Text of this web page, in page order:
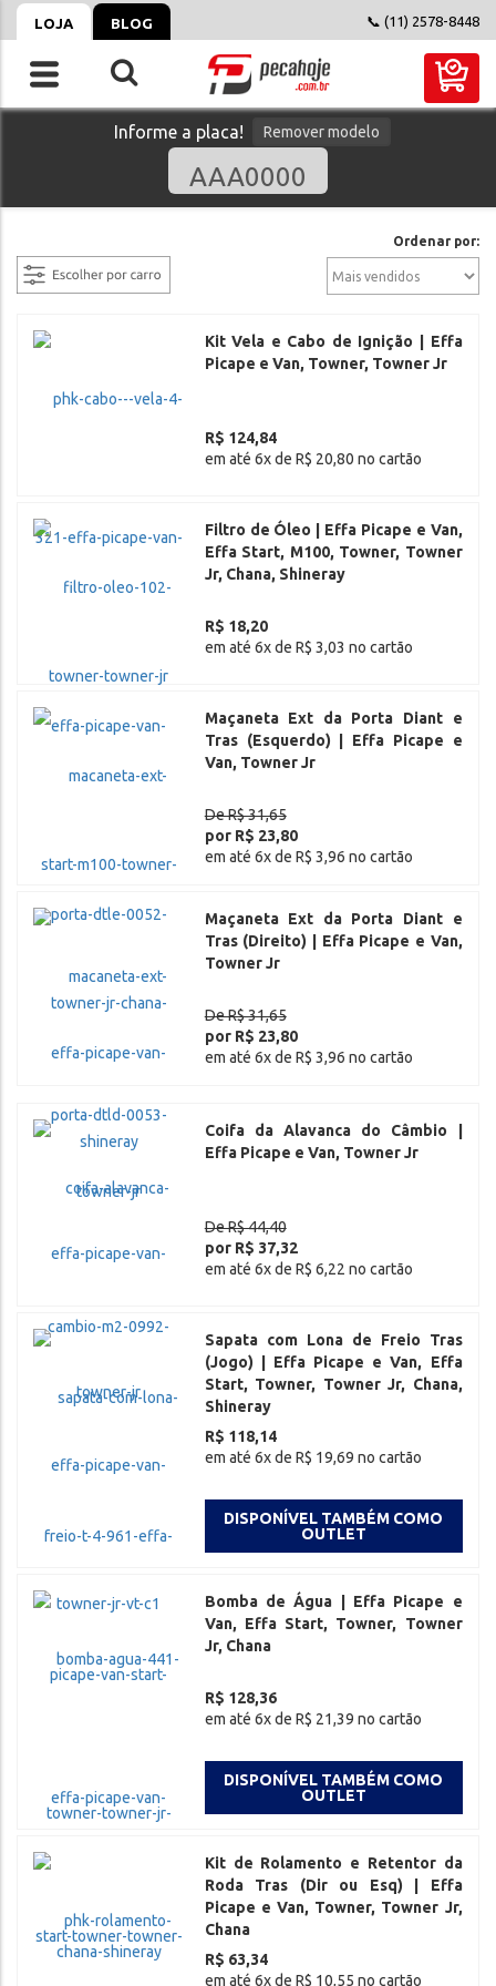
LOJA BLOG 📞 (11) 2578-8448
Informe a placa! Remover modelo
Ordenar por:
Kit Vela e Cabo de Ignição | Effa
Picape e Van, Towner, Towner Jr
R$ 124,84
em até 6x de R$ 20,80 no cartão
Filtro de Óleo | Effa Picape e Van,
Effa Start, M100, Towner, Towner
Jr, Chana, Shineray
R$ 18,20
em até 6x de R$ 3,03 no cartão
Maçaneta Ext da Porta Diant e
Tras (Esquerdo) | Effa Picape e
Van, Towner Jr
De R$ 31,65
por R$ 23,80
em até 6x de R$ 3,96 no cartão
Maçaneta Ext da Porta Diant e
Tras (Direito) | Effa Picape e Van,
Towner Jr
De R$ 31,65
por R$ 23,80
em até 6x de R$ 3,96 no cartão
Coifa da Alavanca do Câmbio |
Effa Picape e Van, Towner Jr
De R$ 44,40
por R$ 37,32
em até 6x de R$ 6,22 no cartão
Sapata com Lona de Freio Tras
(Jogo) | Effa Picape e Van, Effa
Start, Towner, Towner Jr, Chana,
Shineray
R$ 118,14
em até 6x de R$ 19,69 no cartão
DISPONÍVEL TAMBÉM COMO
OUTLET
Bomba de Água | Effa Picape e
Van, Effa Start, Towner, Towner
Jr, Chana
R$ 128,36
em até 6x de R$ 21,39 no cartão
DISPONÍVEL TAMBÉM COMO
OUTLET
Kit de Rolamento e Retentor da
Roda Tras (Dir ou Esq) | Effa
Picape e Van, Towner, Towner Jr,
Chana
R$ 63,34
em até 6x de R$ 10,55 no cartão